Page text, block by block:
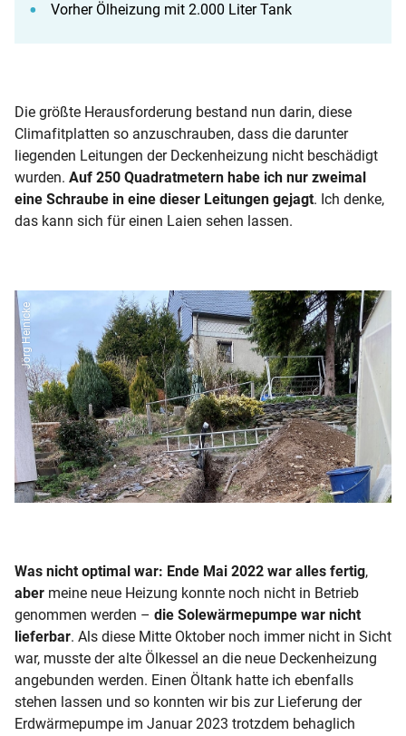
Vorher Ölheizung mit 2.000 Liter Tank
Die größte Herausforderung bestand nun darin, diese
Climafitplatten so anzuschrauben, dass die darunter
liegenden Leitungen der Deckenheizung nicht beschädigt
wurden. Auf 250 Quadratmetern habe ich nur zweimal
eine Schraube in eine dieser Leitungen gejagt. Ich denke,
das kann sich für einen Laien sehen lassen.
Jörg Heinicke
Was nicht optimal war: Ende Mai 2022 war alles fertig,
aber meine neue Heizung konnte noch nicht in Betrieb
genommen werden – die Solewärmepumpe war nicht
lieferbar. Als diese Mitte Oktober noch immer nicht in Sicht
war, musste der alte Ölkessel an die neue Deckenheizung
angebunden werden. Einen Öltank hatte ich ebenfalls
stehen lassen und so konnten wir bis zur Lieferung der
Erdwärmepumpe im Januar 2023 trotzdem behaglich